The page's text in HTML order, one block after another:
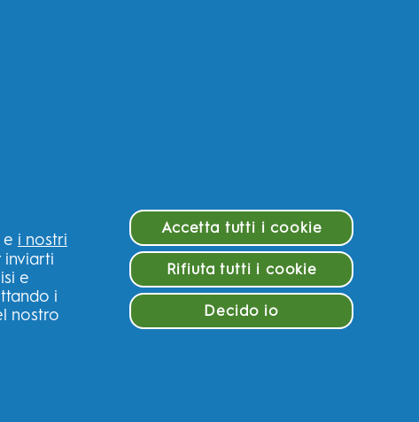
i nostri
inviarti
e
i
nostro
Accetta tutti i cookie
Rifiuta tutti i cookie
Decido io